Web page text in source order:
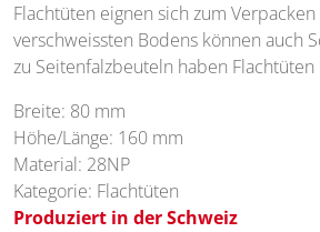
Flachtüten eignen sich zum
verschweissten Bodens können auch
zu Seitenfalzbeuteln haben
Breite: 80 mm
Höhe/Länge: 160 mm
Material: 28NP
Kategorie: Flachtüten
Produziert in der Schweiz